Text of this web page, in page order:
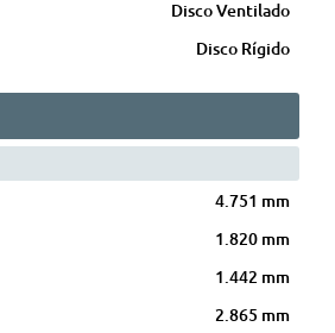
Disco Ventilado
Disco Rígido
4.751 mm
1.820 mm
1.442 mm
2.865 mm